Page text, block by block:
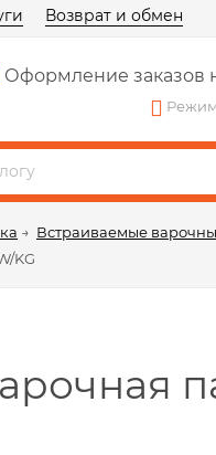
Возврат и обмен
Оформление заказов
Режим
→ Встраиваемые
KG